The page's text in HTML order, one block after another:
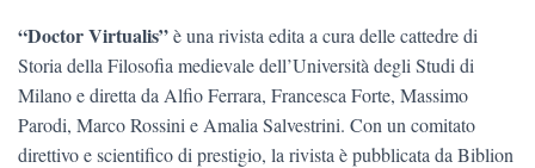
“Doctor Virtualis”è una rivista edita a cura delle cattedre di
Storia della Filosofia medievale dell’Università degli Studi di
Milano e diretta da Alfio Ferrara, Francesca Forte, Massimo
Parodi, Marco Rossini e Amalia Salvestrini. Con un comitato
direttivo e scientifico di prestigio, la rivista è pubblicata da Biblion